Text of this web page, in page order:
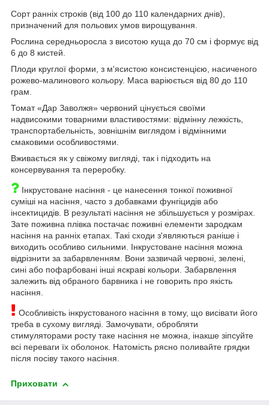
Сорт ранніх строків (від 100 до 110 календарних днів),
призначений для польових умов вирощування.
Рослина середньоросла з висотою куща до 70 см і формує від
6 до 8 кистей.
Плоди круглої форми, з м'ясистою консистенцією, насиченого
рожево-малинового кольору. Маса варіюється від 80 до 110
грам.
Томат «Дар Заволжя» червоний цінується своїми
надвисокими товарними властивостями: відмінну лежкість,
транспортабельність, зовнішнім виглядом і відмінними
смаковими особливостями.
Вживається як у свіжому вигляді, так і підходить на
консервування та переробку.
Інкрустоване насіння - це нанесення тонкої поживної
суміші на насіння, часто з добавками фунгіцидів або
інсектицидів. В результаті насіння не збільшується у розмірах.
Зате поживна плівка постачає поживні елементи зародкам
насіння на ранніх етапах. Такі сходи з'являються раніше і
виходить особливо сильними. Інкрустоване насіння можна
відрізнити за забарвленням. Вони зазвичай червоні, зелені,
сині або пофарбовані інші яскраві кольори. Забарвлення
залежить від обраного барвника і не говорить про якість
насіння.
Особливість інкрустованого насіння в тому, що висівати його
треба в сухому вигляді. Замочувати, обробляти
стимуляторами росту таке насіння не можна, інакше зіпсуйте
всі переваги їх оболонок. Натомість рясно поливайте грядки
після посіву такого насіння.
Приховати